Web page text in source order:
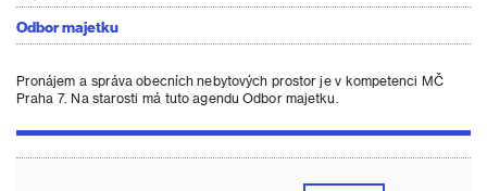
Odbor majetku
Pronájem a správa obecních nebytových prostor je v kompetenci MČ
Praha 7. Na starosti má tuto agendu Odbor majetku.